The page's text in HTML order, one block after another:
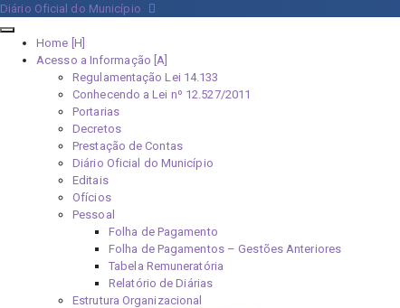
Diário Oficial do Município
Home [H]
Acesso a Informação [A]
Regulamentação Lei 14.133
Conhecendo a Lei nº 12.527/2011
Portarias
Decretos
Prestação de Contas
Diário Oficial do Município
Editais
Ofícios
Pessoal
Folha de Pagamento
Folha de Pagamentos – Gestões Anteriores
Tabela Remuneratória
Relatório de Diárias
Estrutura Organizacional